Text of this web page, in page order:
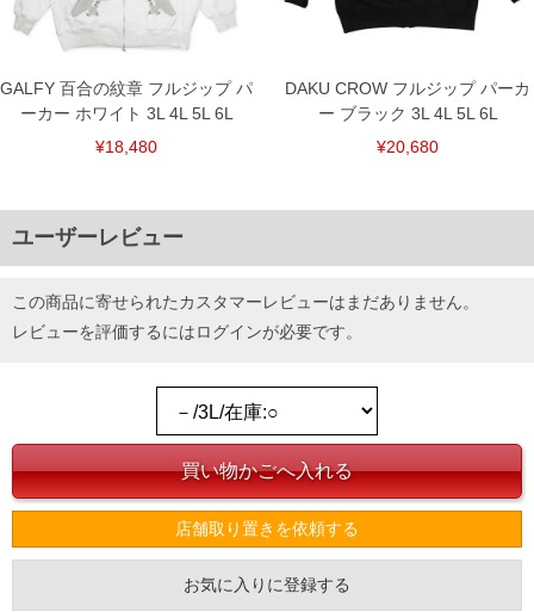
GALFY 百合の紋章 フルジップ パ
ーカー ホワイト 3L 4L 5L 6L
¥18,480
DAKU CROW フルジップ パーカ
ー ブラック 3L 4L 5L 6L
¥20,680
ユーザーレビュー
この商品に寄せられたカスタマーレビューはまだありません。
レビューを評価するにはログインが必要です。
店舗取り置きを依頼する
お気に入りに登録する